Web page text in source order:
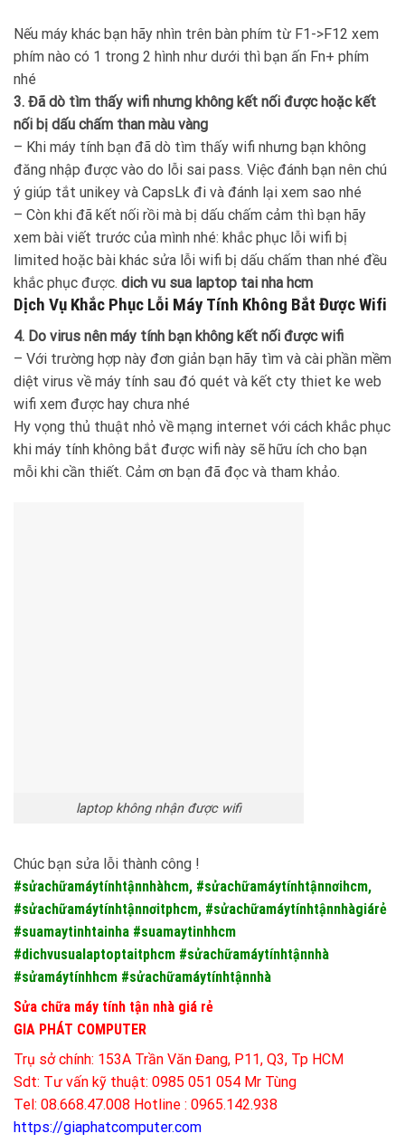
Nếu máy khác bạn hãy nhìn trên bàn phím từ F1->F12 xem
phím nào có 1 trong 2 hình như dưới thì bạn ấn Fn+ phím
nhé
3. Đã dò tìm thấy wifi nhưng không kết nối được hoặc kết
nối bị dấu chấm than màu vàng
– Khi máy tính bạn đã dò tìm thấy wifi nhưng bạn không
đăng nhập được vào do lỗi sai pass. Việc đánh bạn nên chú
ý giúp tắt unikey và CapsLk đi và đánh lại xem sao nhé
– Còn khi đã kết nối rồi mà bị dấu chấm cảm thì bạn hãy
xem bài viết trước của mình nhé: khắc phục lỗi wifi bị
limited hoặc bài khác sửa lỗi wifi bị dấu chấm than nhé đều
khắc phục được. dich vu sua laptop tai nha hcm
Dịch Vụ Khắc Phục Lỗi Máy Tính Không Bắt Được Wifi
4. Do virus nên máy tính bạn không kết nối được wifi
– Với trường hợp này đơn giản bạn hãy tìm và cài phần mềm
diệt virus về máy tính sau đó quét và kết cty thiet ke web
wifi xem được hay chưa nhé
Hy vọng thủ thuật nhỏ về mạng internet với cách khắc phục
khi máy tính không bắt được wifi này sẽ hữu ích cho bạn
mỗi khi cần thiết. Cảm ơn bạn đã đọc và tham khảo.
laptop không nhận được wifi
Chúc bạn sửa lỗi thành công !
#sửachữamáytínhtậnnhàhcm, #sửachữamáytínhtậnnơihcm,
#sửachữamáytínhtậnnơitphcm, #sửachữamáytínhtậnnhàgiárẻ
#suamaytinhtainha #suamaytinhhcm
#dichvusualaptoptaitphcm #sửachữamáytínhtậnnhà
#sửamáytínhhcm #sửachữamáytínhtậnnhà
Sửa chữa máy tính tận nhà giá rẻ
GIA PHÁT COMPUTER
Trụ sở chính: 153A Trần Văn Đang, P11, Q3, Tp HCM
Sdt: Tư vấn kỹ thuật: 0985 051 054 Mr Tùng
Tel: 08.668.47.008 Hotline : 0965.142.938
https://giaphatcomputer.com